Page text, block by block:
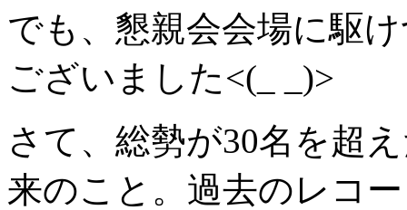
でも、懇親会会場に駆
ございました<(_ _)>
さて、総勢が30名を超
来のこと。過去のレコ